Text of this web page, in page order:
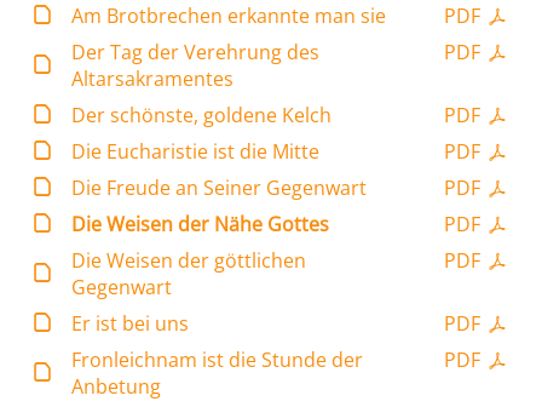
PDF
Am Brotbrechen erkannte man sie
PDF
Der Tag der Verehrung des
Altarsakramentes
PDF
Der schönste, goldene Kelch
PDF
Die Eucharistie ist die Mitte
PDF
Die Freude an Seiner Gegenwart
PDF
Die Weisen der Nähe Gottes
PDF
Die Weisen der göttlichen
Gegenwart
PDF
Er ist bei uns
PDF
Fronleichnam ist die Stunde der
Anbetung